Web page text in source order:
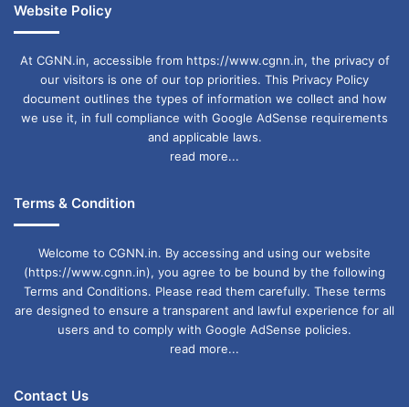
Website Policy
At CGNN.in, accessible from https://www.cgnn.in, the privacy of
our visitors is one of our top priorities. This Privacy Policy
document outlines the types of information we collect and how
we use it, in full compliance with Google AdSense requirements
and applicable laws.
read more...
Terms & Condition
Welcome to CGNN.in. By accessing and using our website
(https://www.cgnn.in), you agree to be bound by the following
Terms and Conditions. Please read them carefully. These terms
are designed to ensure a transparent and lawful experience for all
users and to comply with Google AdSense policies.
read more...
Contact Us